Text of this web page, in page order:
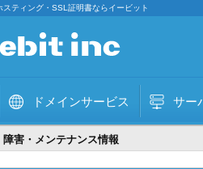
スティング・SSL証明書ならイービット
ドメインサービス サー
障害・メンテナンス情報